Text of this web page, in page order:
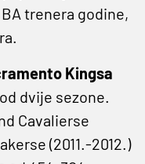
trenera godine,
Kingsa
dvije sezone.
Cavalierse
(2011.-2012.)